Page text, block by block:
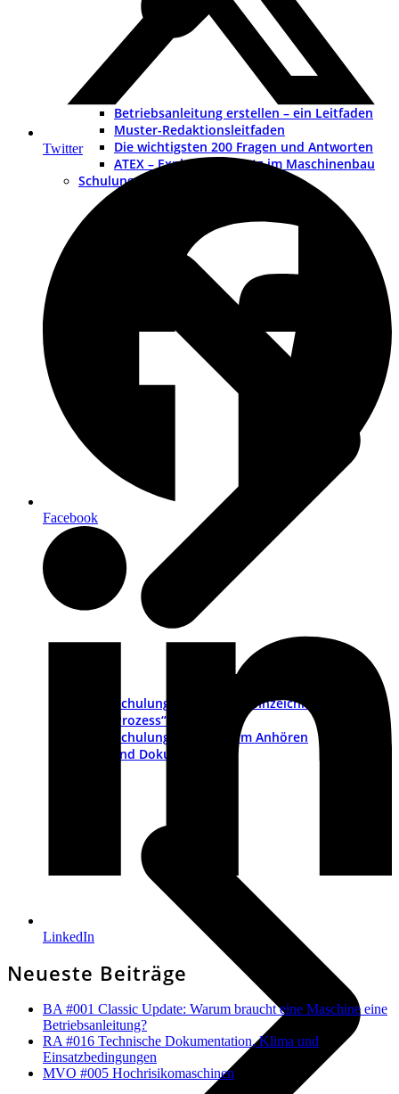
Betriebsanleitung erstellen – ein Leitfaden
Muster-Redaktionsleitfaden
Die wichtigsten 200 Fragen und Antworten
ATEX – Explosionsschutz im Maschinenbau
Schulungen
Schulungsvideo „CE-Kennzeichnung als
Prozess“
Schulungs-Pakete zum Anhören
PDFs und Dokumente
Twitter
Facebook
LinkedIn
Neueste Beiträge
BA #001 Classic Update: Warum braucht eine Maschine eine
Betriebsanleitung?
RA #016 Technische Dokumentation, Klima und
Einsatzbedingungen
MVO #005 Hochrisikomaschinen